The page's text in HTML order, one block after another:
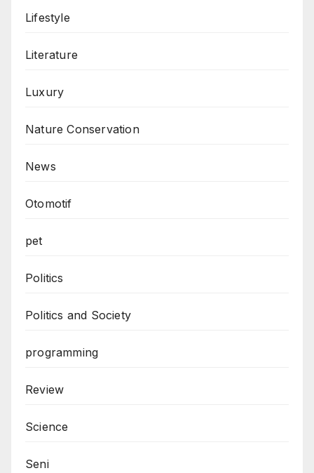
Lifestyle
Literature
Luxury
Nature Conservation
News
Otomotif
pet
Politics
Politics and Society
programming
Review
Science
Seni